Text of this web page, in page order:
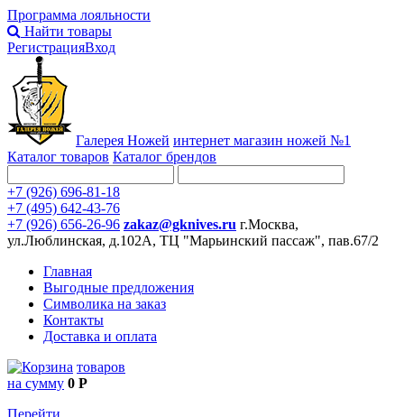
Программа лояльности
Найти товары
РегистрацияВход
Галерея Ножей интернет магазин ножей №1
Каталог товаров Каталог брендов
+7 (926) 696-81-18
+7 (495) 642-43-76
+7 (926) 656-26-96 zakaz@gknives.ru г.Москва,
ул.Люблинская, д.102А, ТЦ "Марьинский пассаж", пав.67/2
Главная
Выгодные предложения
Символика на заказ
Контакты
Доставка и оплата
товаров
на сумму 0 Р
Перейти